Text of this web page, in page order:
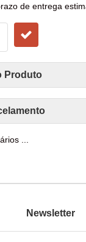
de entrega
Produto
...
Newsletter